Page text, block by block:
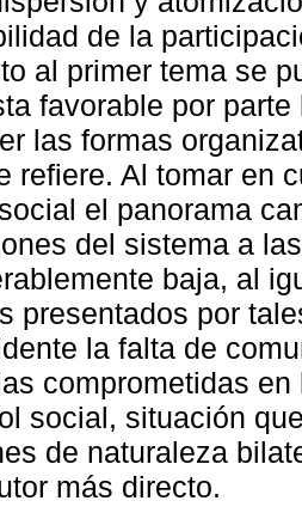
de la
al primer tema se
favorable por
las formas
refiere. Al tomar en
el panorama
del sistema a
baja, al
presentados por
la falta de
comprometidas
social, situación
de naturaleza
más directo.